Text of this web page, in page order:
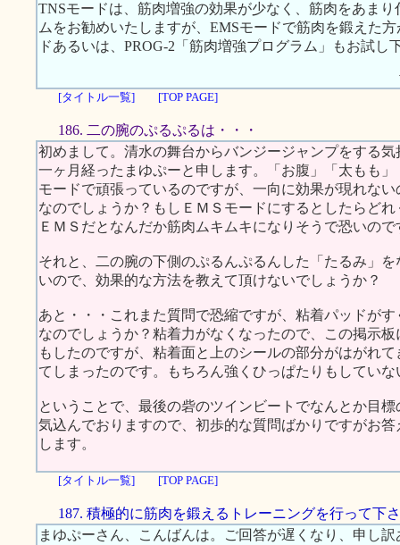
TNSモードは、筋肉増強の効果が少なく、筋肉をあま
ムをお勧めいたしますが、EMSモードで筋肉を鍛えた
ドあるいは、PROG-2「筋肉増強プログラム」もお試し
[タイトル一覧]
[TOP PAGE]
186. 二の腕のぷるぷるは・・・
初めまして。清水の舞台からバンジージャンプをする
一ヶ月経ったまゆぷーと申します。「お腹」「太もも
モードで頑張っているのですが、一向に効果が現れな
なのでしょうか？もしＥＭＳモードにするとしたらど
ＥＭＳだとなんだか筋肉ムキムキになりそうで恐いの
それと、二の腕の下側のぷるんぷるんした「たるみ」
いので、効果的な方法を教えて頂けないでしょうか？
あと・・・これまた質問で恐縮ですが、粘着パッドが
なのでしょうか？粘着力がなくなったので、この掲示
もしたのですが、粘着面と上のシールの部分がはがれ
てしまったのです。もちろん強くひっぱたりもしてい
ということで、最後の砦のツインビートでなんとか目
気込んでおりますので、初歩的な質問ばかりですがお
します。
[タイトル一覧] [TOP PAGE]
187. 積極的に筋肉を鍛えるトレーニングを行って下
まゆぷーさん、こんばんは。ご回答が遅くなり、申し